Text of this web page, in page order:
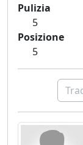
Pulizia
5
Posizione
5